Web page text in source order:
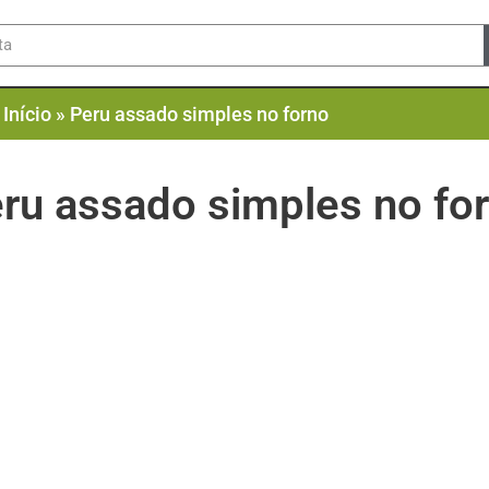
Início » Peru assado simples no forno
assado simples no